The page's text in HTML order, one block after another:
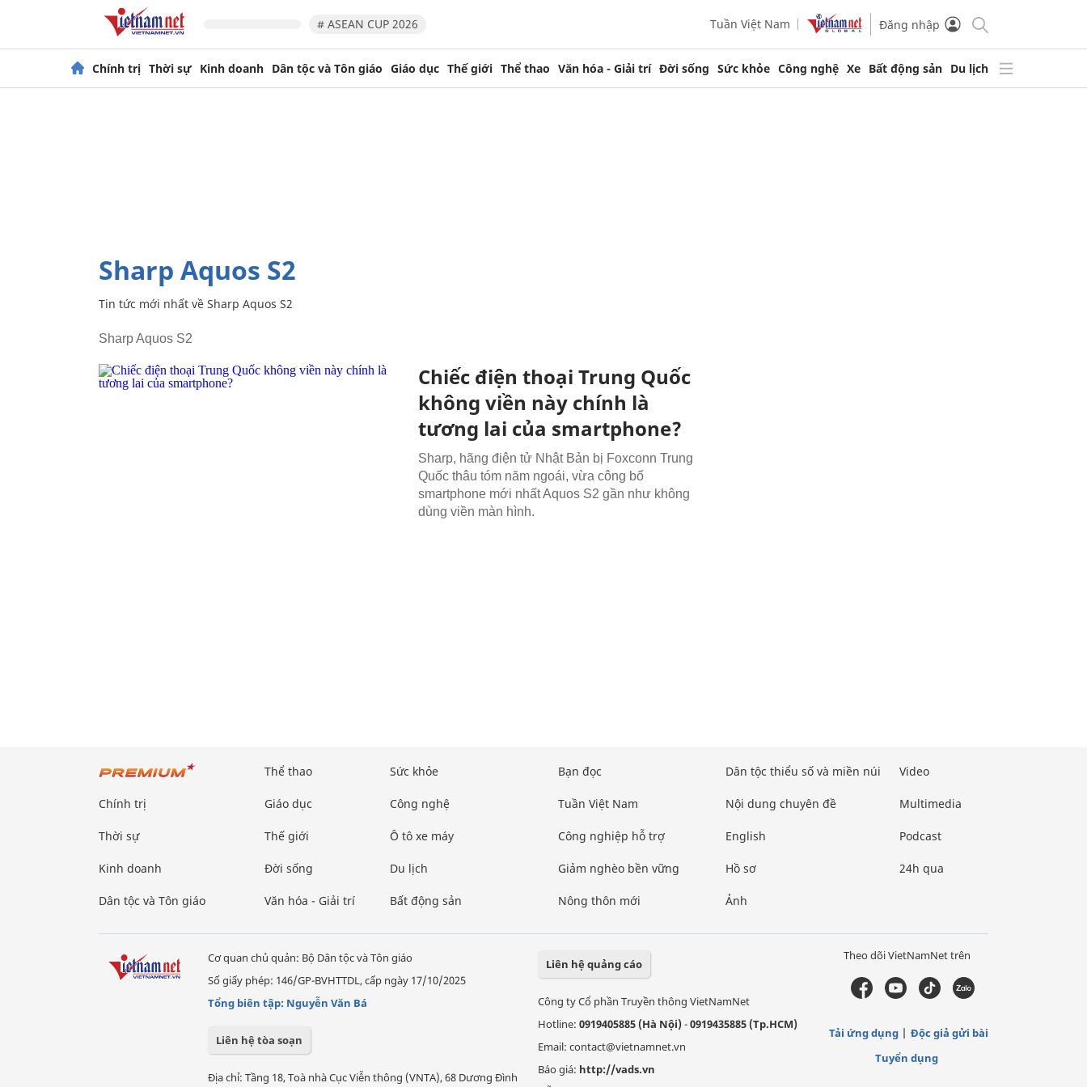
# ASEAN CUP 2026 Tuần Việt Nam Đăng nhập
Chính trị Thời sự Kinh doanh Dân tộc và Tôn giáo Giáo dục Thế giới Thể thao Văn hóa - Giải trí Đời sống Sức khỏe Công nghệ Xe Bất động sản Du lịch
Sharp Aquos S2
Tin tức mới nhất về Sharp Aquos S2
Sharp Aquos S2
Chiếc điện thoại Trung Quốc
không viền này chính là
tương lai của smartphone?
Sharp, hãng điện tử Nhật Bản bị Foxconn Trung
Quốc thâu tóm năm ngoái, vừa công bố
smartphone mới nhất Aquos S2 gần như không
dùng viền màn hình.
Chính trị
Thời sự
Kinh doanh
Dân tộc và Tôn giáo
Thể thao
Giáo dục
Thế giới
Đời sống
Văn hóa - Giải trí
Sức khỏe
Công nghệ
Ô tô xe máy
Du lịch
Bất động sản
Bạn đọc
Tuần Việt Nam
Công nghiệp hỗ trợ
Giảm nghèo bền vững
Nông thôn mới
Dân tộc thiểu số và miền núi
Nội dung chuyên đề
English
Hồ sơ
Ảnh
Video
Multimedia
Podcast
24h qua
Cơ quan chủ quản: Bộ Dân tộc và Tôn giáo
Số giấy phép: 146/GP-BVHTTDL, cấp ngày 17/10/2025
Tổng biên tập: Nguyễn Văn Bá
Liên hệ tòa soạn
Địa chỉ: Tầng 18, Toà nhà Cục Viễn thông (VNTA), 68 Dương Đình
Liên hệ quảng cáo
Công ty Cổ phần Truyền thông VietNamNet
Hotline: 0919405885 (Hà Nội)-0919435885 (Tp.HCM)
Email: contact@vietnamnet.vn
Báo giá: http://vads.vn
Theo dõi VietNamNet trên
Tải ứng dụng
Độc giả gửi bài
Tuyển dụng